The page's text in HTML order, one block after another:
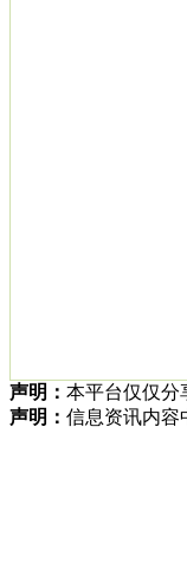
声明： 本平台仅仅分
声明： 信息资讯内容